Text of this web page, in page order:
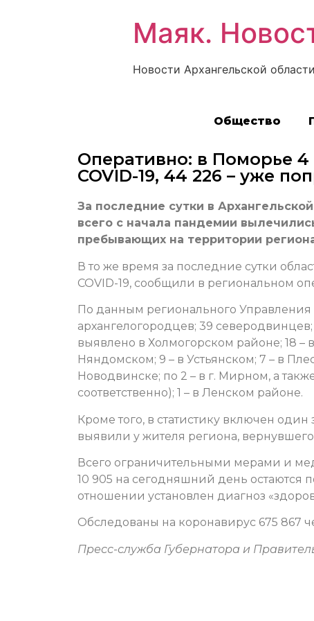
Маяк.
Новости Архангельской области
Общество
Оперативно: в Поморье 4
COVID-19, 44 226 – уже
За последние сутки в
всего с начала пандемии
пребывающих на территории
В то же время за последние сутки
COVID-19, сообщили в региональном
По данным регионального
архангелогородцев; 39
выявлено в Холмогорском районе; 18 –
Няндомском; 9 – в Устьянском; 7 – в
Новодвинске; по 2 – в г. Мирном, а
соответственно); 1 – в Ленском районе.
Кроме того, в статистику включен
выявили у жителя региона,
Всего ограничительными мерами и
10 905 на сегодняшний день остаются
отношении установлен диагноз
Обследованы на коронавирус 675 867
Пресс-служба Губернатора и